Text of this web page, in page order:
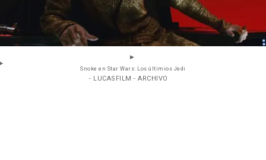
Snoke en Star Wars: Los últimios Jedi
- LUCASFILM - ARCHIVO